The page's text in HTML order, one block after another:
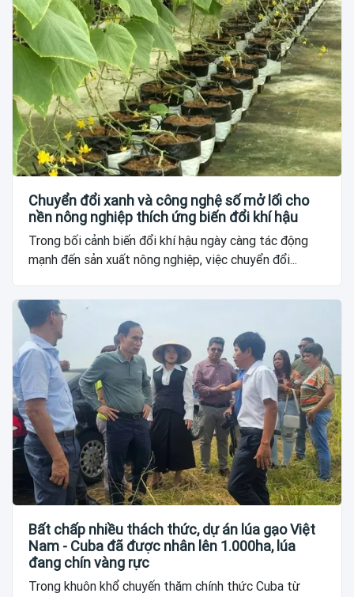
Chuyển đổi xanh và công nghệ số mở lối cho
nền nông nghiệp thích ứng biến đổi khí hậu
Trong bối cảnh biến đổi khí hậu ngày càng tác động
mạnh đến sản xuất nông nghiệp, việc chuyển đổi...
Bất chấp nhiều thách thức, dự án lúa gạo Việt
Nam - Cuba đã được nhân lên 1.000ha, lúa
đang chín vàng rực
Trong khuôn khổ chuyến thăm chính thức Cuba từ